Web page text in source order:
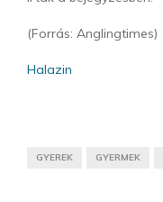
(Forrás: Anglingtimes)
Halazin
GYEREK GYERMEK